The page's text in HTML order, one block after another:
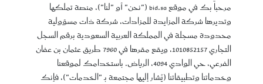
مرحباً بك في موقع bid.sa ("نحن" أو "لنا")، منصة تملكها
وتديرها شركة المزايدة للمزادات، شركة ذات مسؤولية
محدودة مسجلة في المملكة العربية السعودية برقم السجل
التجاري 1010852157، ويقع مقرها في 7960 طريق عثمان بن عفان
الفرعي، حي الوادي 4094، الرياض. باستخدامك لموقعنا
وخدماتنا وتطبيقاتنا (يُشار إليها مجتمعة بـ "الخدمات")، فإنك